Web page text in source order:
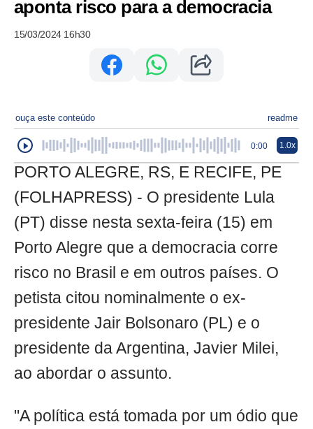
aponta risco para a democracia
15/03/2024 16h30
ouça este conteúdo readme
0:00 1.0x
PORTO ALEGRE, RS, E RECIFE, PE
(FOLHAPRESS) - O presidente Lula
(PT) disse nesta sexta-feira (15) em
Porto Alegre que a democracia corre
risco no Brasil e em outros países. O
petista citou nominalmente o ex-
presidente Jair Bolsonaro (PL) e o
presidente da Argentina, Javier Milei,
ao abordar o assunto.
"A política está tomada por um ódio que